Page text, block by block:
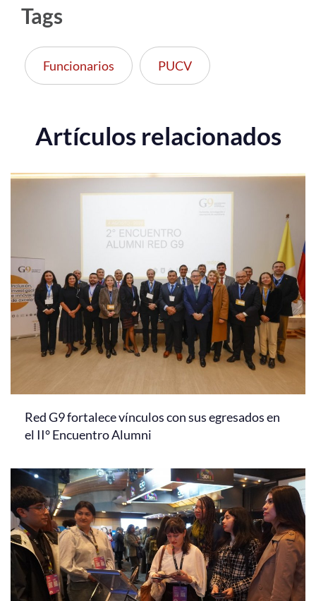
Tags
Funcionarios PUCV
Artículos relacionados
Red G9 fortalece vínculos con sus egresados en
el II° Encuentro Alumni